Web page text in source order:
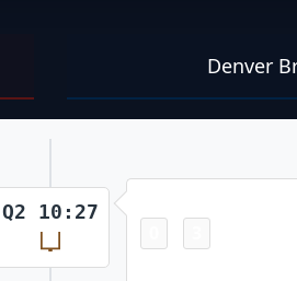
Denver
Q2 10:27